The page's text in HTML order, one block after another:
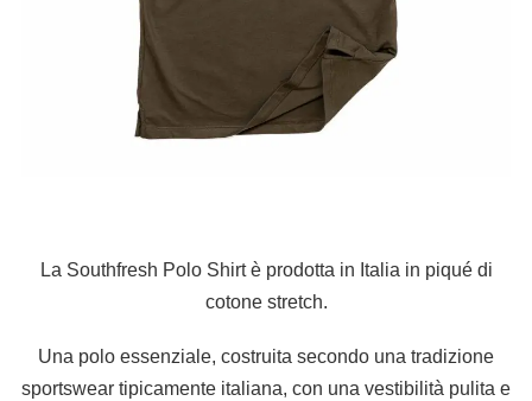
La Southfresh Polo Shirt è prodotta in Italia in piqué di
cotone stretch.
Una polo essenziale, costruita secondo una tradizione
sportswear tipicamente italiana, con una vestibilità pulita e